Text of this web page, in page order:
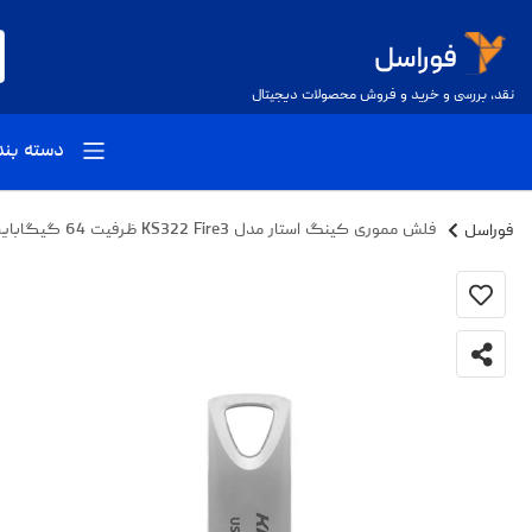
نقد، بررسی و خرید و فروش محصولات دیجیتال
دسته
فوراسل فلش مموری کینگ استار مدل KS322 Fire3 ظرفیت 64 گیگابایت